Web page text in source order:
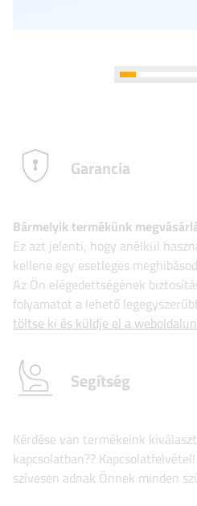
Garancia
Bármelyik termékünk
Ez azt jelenti, hogy anélkül
kellene egy esetleges
Az Ön elégedettségének
folyamatot a lehető
töltse ki és küldje el a
Segítség
Kérdése van termékeink
kapcsolatban??
szívesen adnak Önnek minden